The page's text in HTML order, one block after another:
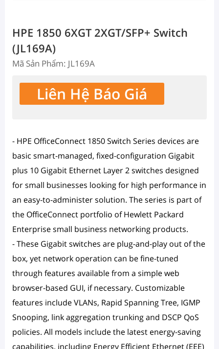
HPE 1850 6XGT 2XGT/SFP+ Switch
(JL169A)
Mã Sản Phẩm: JL169A
Liên Hệ Báo Giá
- HPE OfficeConnect 1850 Switch Series devices are
basic smart-managed, fixed-configuration Gigabit
plus 10 Gigabit Ethernet Layer 2 switches designed
for small businesses looking for high performance in
an easy-to-administer solution. The series is part of
the OfficeConnect portfolio of Hewlett Packard
Enterprise small business networking products.
- These Gigabit switches are plug-and-play out of the
box, yet network operation can be fine-tuned
through features available from a simple web
browser-based GUI, if necessary. Customizable
features include VLANs, Rapid Spanning Tree, IGMP
Snooping, link aggregation trunking and DSCP QoS
policies. All models include the latest energy-saving
capabilities, including Energy Efficient Ethernet (EEE)